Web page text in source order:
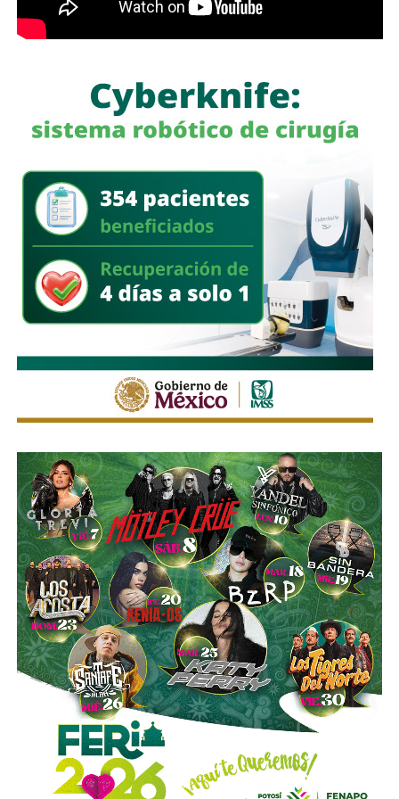
La apuesta salió mal.
mayoría reclutas de 18 y 19 años
, muchos de provincias
tropicales del norte argentino, sin entrenamiento para el
frío ni equipamiento suficiente . Llegaron al invierno con
ropa inadecuada, mal alimentados, a veces abandonados
los reclutas se congelaban en trincheras.
Frente a ellos,un ejército profesional que recorrió
13,000 kilómetrospara recuperar unas islas donde vivían
menos de dos mil personas.
El 2 de mayo de 1982,el submarino británico HMS
Conqueror hundió al crucero ARA General Belgrano
cuando navegaba fuera de la zona de exclusión declarada
por Gran Bretaña.Murieron 323 marinos argentinos. Fue
el día más sangriento de la guerra y también su punto de
no retorno:la flota sudamericana se retiró a sus
se disputaría en tierra, con pibes que no sabían bien por
qué estaban ahí, contra soldados que sí.
El poeta Jorge Luis Borges, de ascendencia parcialmente
británica, lo vio desde Buenos Aires y dictaminó con su
ironía característica: “La guerra de las Malvinas es una
pelea entre dos calvos por un peine.” Tres años después
escribió el poema “Juan López y John Ward”, sobre dos
soldados ficticios (uno por bando) que mueren en las islas
sin haber cruzado una sola palabra. Los llamó víctimas de
“unas islas demasiado famosas.”
Al final, murieron 649 soldados argentinos y 285
británicos.Argentina se rindió el 14 de junio de 1982
Mundial de España comenzó al día siguiente. No hubo
pausa. No hubo luto colectivo.Hubo futbol.